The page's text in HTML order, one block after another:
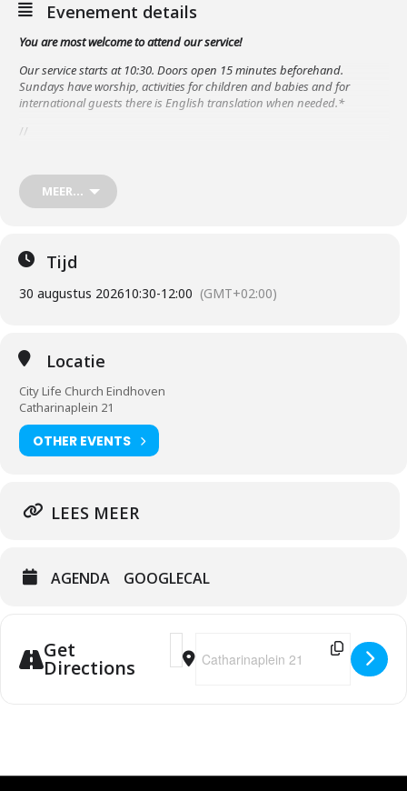
Evenement details
You are most welcome to attend our service!
Our service starts at 10:30. Doors open 15 minutes beforehand.
Sundays have worship, activities for children and babies and for
international guests there is English translation when needed.*
//
Onze dienst begint om 10.30 uur. 15 minuten van tevoren gaan de
deuren open. De zondagen hebben worship, activiteiten voor
*Please bring your in-ears and mobile phone!
MEER...
Tijd
30 augustus 202610:30-12:00 (GMT+02:00)
Locatie
City Life Church Eindhoven
Catharinaplein 21
OTHER EVENTS
LEES MEER
AGENDA GOOGLECAL
Get
Directions
Address - SUNDAY SERVICE |
Destination Address - SUNDAY